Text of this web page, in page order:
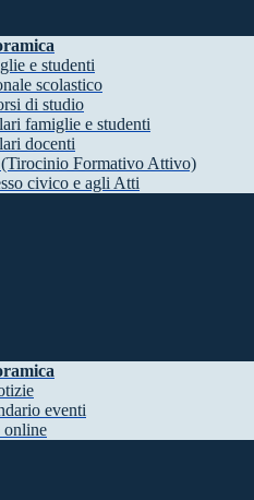
e studenti
scolastico
di studio
famiglie e studenti
docenti
Formativo Attivo)
civico e agli Atti
eventi